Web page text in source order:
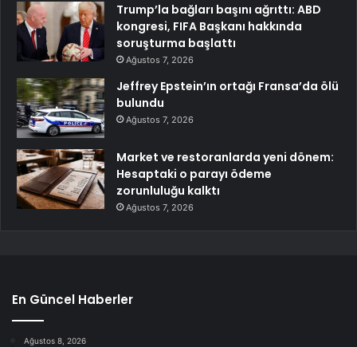
Trump’la bağları başını ağrıttı: ABD
kongresi, FIFA Başkanı hakkında
soruşturma başlattı
Ağustos 7, 2026
Jeffrey Epstein’ın ortağı Fransa’da ölü
bulundu
Ağustos 7, 2026
Market ve restoranlarda yeni dönem:
Hesaptaki o parayı ödeme
zorunluluğu kalktı
Ağustos 7, 2026
En Güncel Haberler
Ağustos 8, 2026